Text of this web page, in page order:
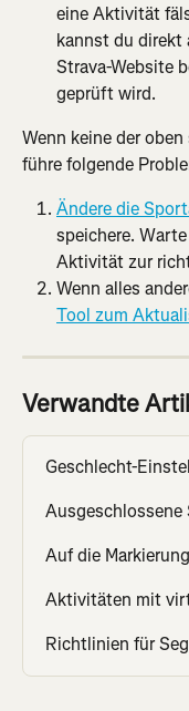
eine Aktivität
kannst du direkt
Strava-Website
geprüft wird.
Wenn keine der
führe folgende
Ändere die
speichere.
Aktivität zur
Wenn alles
Tool zum
Verwandte
Geschlecht-
Auf die
Aktivitäten mit
Richtlinien für